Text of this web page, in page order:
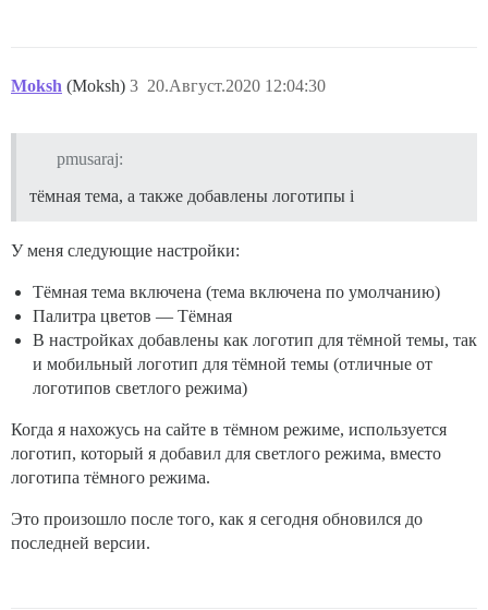
Moksh (Moksh) 20.Август.2020 12:04:30
3
pmusaraj:
тёмная тема, а также добавлены логотипы i
У меня следующие настройки:
Тёмная тема включена (тема включена по умолчанию)
Палитра цветов — Тёмная
В настройках добавлены как логотип для тёмной темы, так
и мобильный логотип для тёмной темы (отличные от
логотипов светлого режима)
Когда я нахожусь на сайте в тёмном режиме, используется
логотип, который я добавил для светлого режима, вместо
логотипа тёмного режима.
Это произошло после того, как я сегодня обновился до
последней версии.